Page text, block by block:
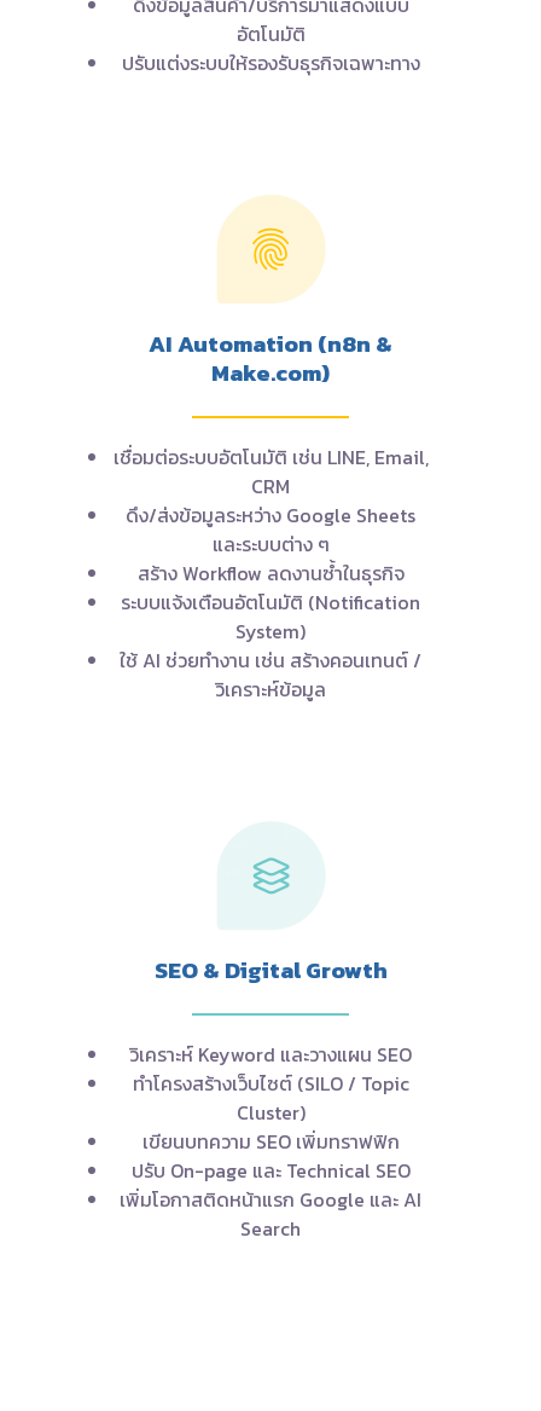
อัตโนมัติ
ปรับแต่งระบบให้รองรับธุรกิจเฉพาะทาง
AI Automation (n8n &
Make.com)
เชื่อมต่อระบบอัตโนมัติ เช่น LINE, Email,
CRM
ดึง/ส่งข้อมูลระหว่าง Google Sheets
และระบบต่าง ๆ
สร้าง Workflow ลดงานซ้ำในธุรกิจ
ระบบแจ้งเตือนอัตโนมัติ (Notification
System)
ใช้ AI ช่วยทำงาน เช่น สร้างคอนเทนต์ /
วิเคราะห์ข้อมูล
SEO & Digital Growth
วิเคราะห์ Keyword และวางแผน SEO
ทำโครงสร้างเว็บไซต์ (SILO / Topic
Cluster)
เขียนบทความ SEO เพิ่มทราฟฟิก
ปรับ On-page และ Technical SEO
เพิ่มโอกาสติดหน้าแรก Google และ AI
Search